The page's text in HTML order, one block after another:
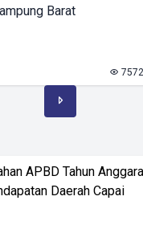
Barat
APBD Tahun
Daerah Capai